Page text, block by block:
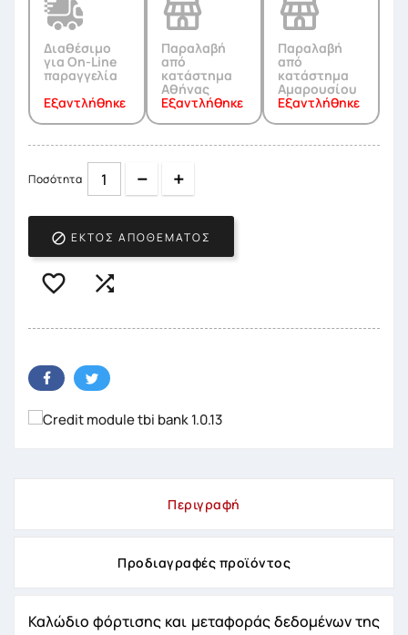
Διαθέσιμο
για On-Line
παραγγελία
Εξαντλήθηκε
Παραλαβή
από
κατάστημα
Αθήνας
Εξαντλήθηκε
Παραλαβή
από
κατάστημα
Αμαρουσίου
Εξαντλήθηκε
Ποσότητα Quantity
 ΕΚΤΌΣ ΑΠΟΘΈΜΑΤΟΣ
 
Περιγραφή
Προδιαγραφές προϊόντος
Καλώδιο φόρτισης και μεταφοράς δεδομένων της